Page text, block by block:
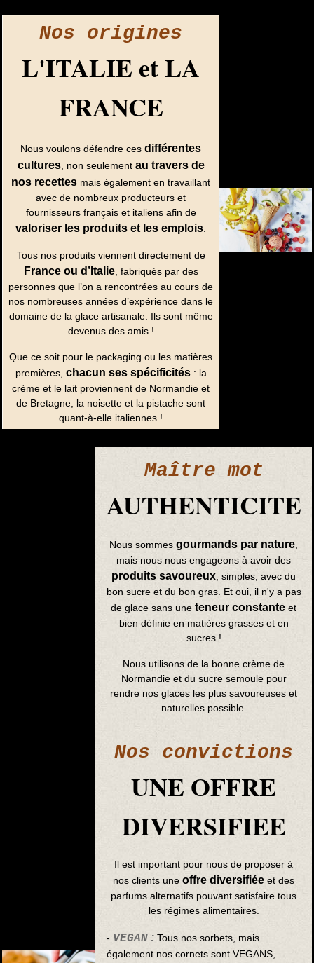
Nos origines
L'ITALIE et LA
FRANCE
Nous voulons défendre ces différentes
cultures, non seulement au travers de
nos recettes mais également en travaillant
avec de nombreux producteurs et
fournisseurs français et italiens afin de
valoriser les produits et les emplois
Tous nos produits viennent directement de
France ou d’Italie, fabriqués par des
personnes que l’on a rencontrées au cours de
nos nombreuses années d’expérience dans le
domaine de la glace artisanale. Ils sont même
devenus des amis !
Que ce soit pour le packaging ou les matières
premières, chacun ses spécificités: la
crème et le lait proviennent de Normandie et
de Bretagne, la noisette et la pistache sont
quant-à-elle italiennes !
Maître mot
AUTHENTICITE
Nous sommes gourmands par nature
mais nous nous engageons à avoir des
produits savoureux , simples, avec du
bon sucre et du bon gras. Et oui, il n'y a pas
de glace sans une teneur constante et
bien définie en matières grasses et en
sucres !
Nous utilisons de la bonne crème de
Normandie et du sucre semoule pour
rendre nos glaces les plus savoureuses et
naturelles possible.
Nos convictions
UNE OFFRE
DIVERSIFIEE
Il est important pour nous de proposer à
nos clients une offre diversifiée et des
parfums alternatifs pouvant satisfaire tous
les régimes alimentaires.
- VEGAN:Tous nos sorbets, mais
également nos cornets sont VEGANS,